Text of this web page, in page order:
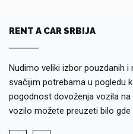
RENT A CAR SRBIJA
Nudimo veliki izbor pouzdanih
svačijim potrebama u pogledu
pogodnost dovoženja vozila
vozilo možete preuzeti bilo gde